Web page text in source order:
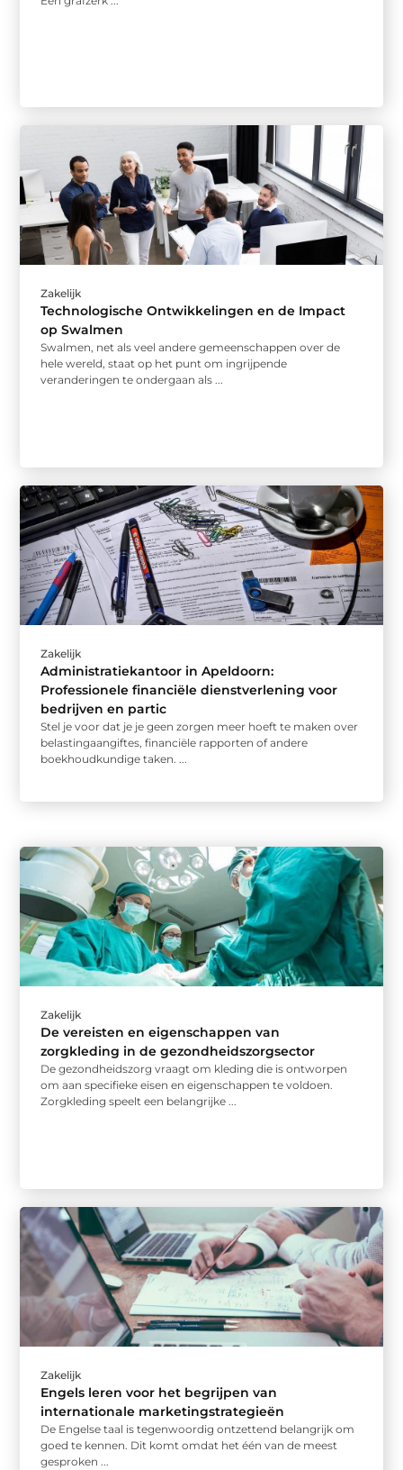
Zakelijk
Technologische Ontwikkelingen en de Impact
op Swalmen
Swalmen, net als veel andere gemeenschappen over de
hele wereld, staat op het punt om ingrijpende
veranderingen te ondergaan als ...
Zakelijk
Administratiekantoor in Apeldoorn:
Professionele financiële dienstverlening voor
bedrijven en partic
Stel je voor dat je je geen zorgen meer hoeft te maken over
belastingaangiftes, financiële rapporten of andere
boekhoudkundige taken. ...
Zakelijk
De vereisten en eigenschappen van
zorgkleding in de gezondheidszorgsector
De gezondheidszorg vraagt om kleding die is ontworpen
om aan specifieke eisen en eigenschappen te voldoen.
Zorgkleding speelt een belangrijke ...
Zakelijk
Engels leren voor het begrijpen van
internationale marketingstrategieën
De Engelse taal is tegenwoordig ontzettend belangrijk om
goed te kennen. Dit komt omdat het één van de meest
gesproken ...